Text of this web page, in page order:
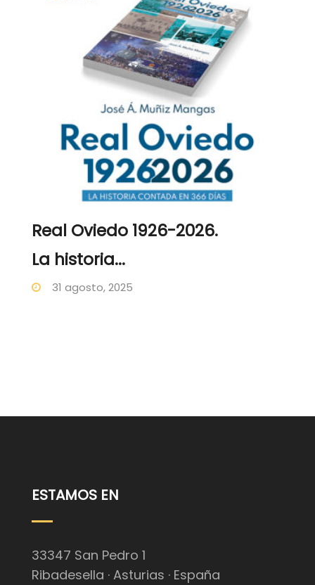
Real Oviedo 1926-2026.
La historia...
31 agosto, 2025
ESTAMOS EN
33347 San Pedro 1
Ribadesella · Asturias · España